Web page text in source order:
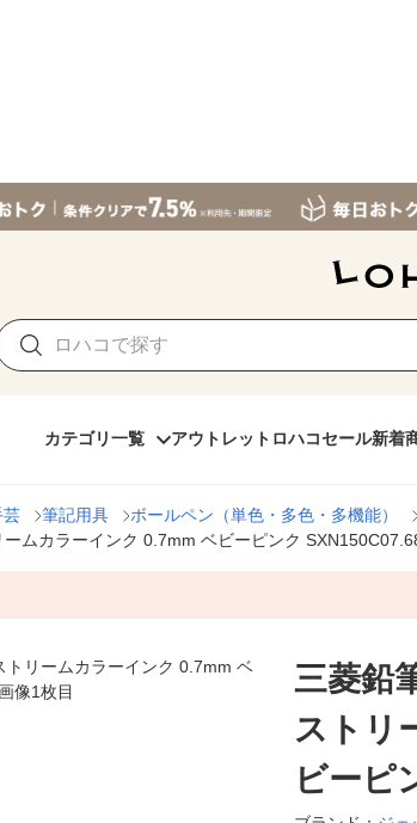
カテゴリ一覧 アウトレット ロハコセール新着
芸 筆記用具 ボールペン（単色・多色・多機能）
ムカラーインク 0.7mm ベビーピンク
三菱鉛
ストリ
ビーピ